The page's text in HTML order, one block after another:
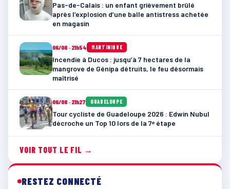
Pas-de-Calais : un enfant grièvement brûlé
après l’explosion d’une balle antistress achetée
en magasin
06/08 · 21h54 MARTINIQUE
Incendie à Ducos : jusqu’à 7 hectares de la
mangrove de Génipa détruits, le feu désormais
maîtrisé
06/08 · 21h27 GUADELOUPE
Tour cycliste de Guadeloupe 2026 : Edwin Nubul
décroche un Top 10 lors de la 7ᵉ étape
VOIR TOUT LE FIL →
RESTEZ CONNECTÉ